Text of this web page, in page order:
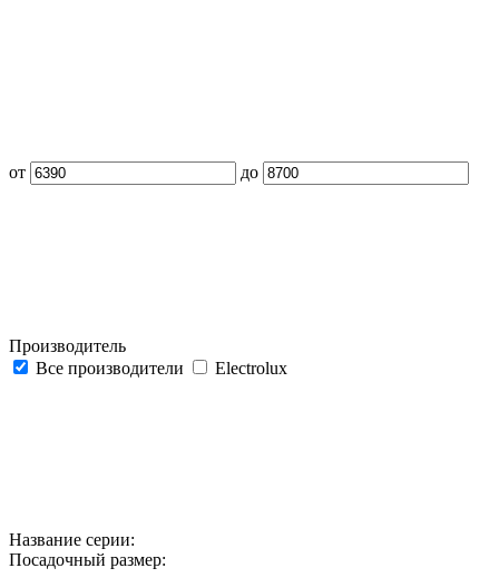
от до
Производитель
Все производители
Electrolux
Название серии:
Посадочный размер: